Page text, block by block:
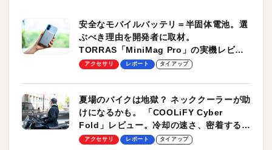
安全なモバイルバッテリ＝半固体電池。選
ぶべき理由を開発者に取材。
TORRAS「MiniMag Pro」の実機レビュ
ーも
アクセサリ レポート タイアップ
夏場のバイクは地獄？ ネッククーラーが助
けになるかも。 「COOLiFY Cyber
Fold」レビュー。冷却の速さ、密着する冷
却プレート、シンプルな操作性がグッド！
アクセサリ レポート タイアップ